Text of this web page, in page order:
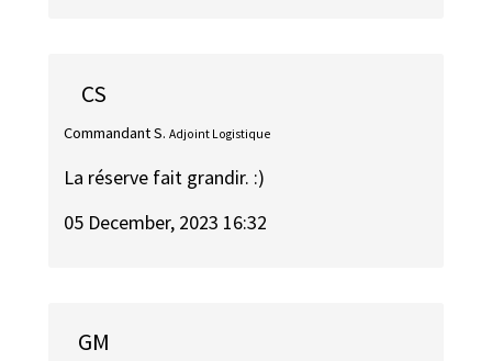
CS
Commandant S. Adjoint Logistique
La réserve fait grandir. :)
05 December, 2023 16:32
GM